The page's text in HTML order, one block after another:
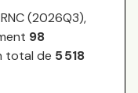
(2026Q3),
98
total de 5 518